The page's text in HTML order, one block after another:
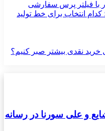
انتخاب برای خط تولید
خرید نقدی بیشتر صبر کنیم؟
و علی سورنا در رسانه